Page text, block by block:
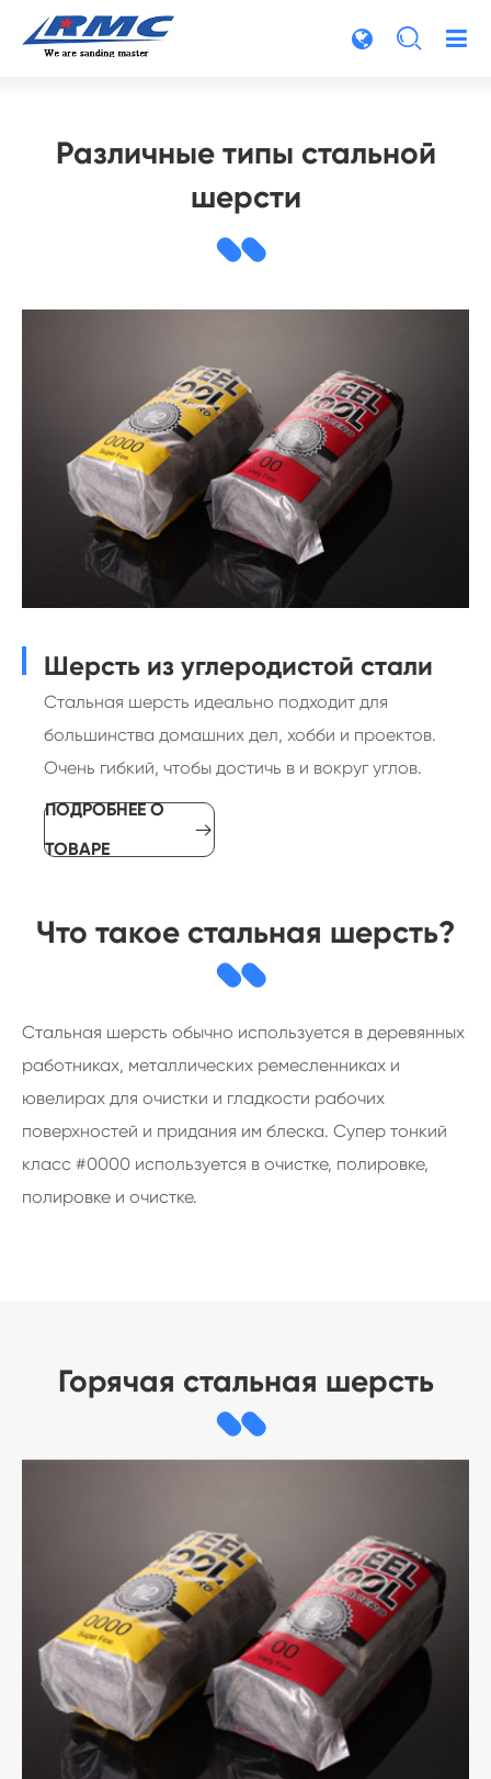

Различные типы стальной
шерсти
Шерсть из углеродистой стали
Стальная шерсть идеально подходит для
большинства домашних дел, хобби и проектов.
Очень гибкий, чтобы достичь в и вокруг углов.
ПОДРОБНЕЕ О
ТОВАРЕ

Что такое стальная шерсть?
Стальная шерсть обычно используется в деревянных
работниках, металлических ремесленниках и
ювелирах для очистки и гладкости рабочих
поверхностей и придания им блеска. Супер тонкий
класс #0000 используется в очистке, полировке,
полировке и очистке.
Горячая стальная шерсть